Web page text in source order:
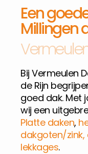
Een
Millingen
Bij Vermeulen
de Rijn
goed dak. Met
wij een
Platte daken,
dakgoten/zink,
lekkages.